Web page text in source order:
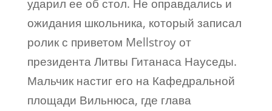
ударил ее об стол. Не оправдались и
ожидания школьника, который записал
ролик с приветом Mellstroy от
президента Литвы Гитанаса Науседы.
Мальчик настиг его на Кафедральной
площади Вильнюса, где глава